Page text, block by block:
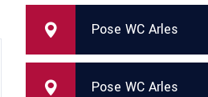
Pose WC Arles
Pose WC Arles